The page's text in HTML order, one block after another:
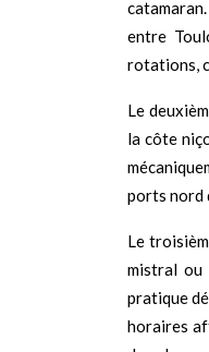
entre
rotations,
Le
la côte
ports nord
Le
mistral ou
pratique
horaires